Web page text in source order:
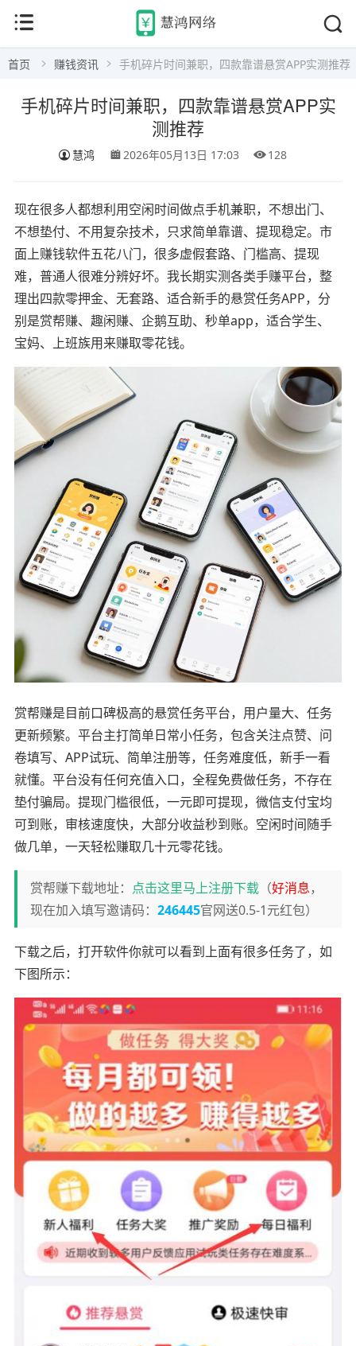
首页 赚钱资讯 手机碎片时间兼职，四款靠谱悬赏APP实测推荐
手机碎片时间兼职，四款靠谱悬赏APP实
测推荐
慧鸿 2026年05月13日 17:03 128
现在很多人都想利用空闲时间做点手机兼职，不想出门、
不想垫付、不用复杂技术，只求简单靠谱、提现稳定。市
面上赚钱软件五花八门，很多虚假套路、门槛高、提现
难，普通人很难分辨好坏。我长期实测各类手赚平台，整
理出四款零押金、无套路、适合新手的悬赏任务APP，分
别是赏帮赚、趣闲赚、企鹅互助、秒单app，适合学生、
宝妈、上班族用来赚取零花钱。
赏帮赚是目前口碑极高的悬赏任务平台，用户量大、任务
更新频繁。平台主打简单日常小任务，包含关注点赞、问
卷填写、APP试玩、简单注册等，任务难度低，新手一看
就懂。平台没有任何充值入口，全程免费做任务，不存在
垫付骗局。提现门槛很低，一元即可提现，微信支付宝均
可到账，审核速度快，大部分收益秒到账。空闲时间随手
做几单，一天轻松赚取几十元零花钱。
赏帮赚下载地址： 点击这里马上注册下载（好消息，
现在加入填写邀请码： 246445官网送0.5-1元红包）
下载之后，打开软件你就可以看到上面有很多任务了，如
下图所示：